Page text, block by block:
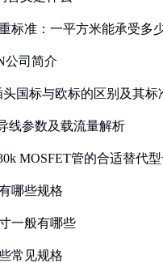
标准：一平方米能承受多
公司简介
头国标与欧标的区别及其标
线参数及载流量解析
MOSFET管的合适替代
哪些规格
一般有哪些
常见规格